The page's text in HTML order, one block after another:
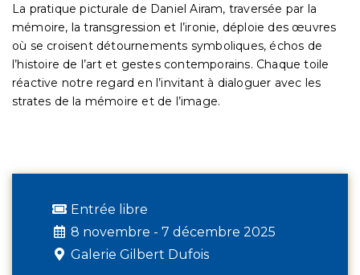
La pratique picturale de Daniel Airam, traversée par la
mémoire, la transgression et l’ironie, déploie des œuvres
où se croisent détournements symboliques, échos de
l’histoire de l’art et gestes contemporains. Chaque toile
réactive notre regard en l’invitant à dialoguer avec les
strates de la mémoire et de l’image.
Entrée libre
8 novembre - 7 décembre 2025
Galerie Gilbert Dufois